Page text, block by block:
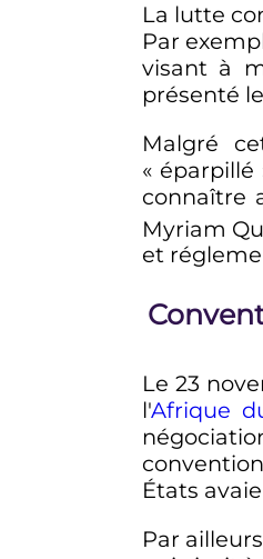
La lutte
Par
visant à
présenté
Malgré
« éparpillé
connaître
Myriam
et
Le 23
l'Afrique
États
Par